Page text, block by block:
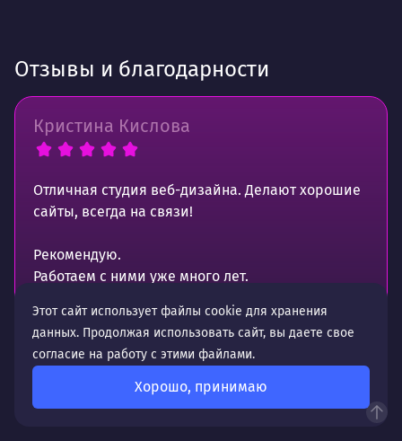
Отзывы и благодарности
Кристина Кислова
Отличная студия веб-дизайна. Делают хорошие
сайты, всегда на связи!
Рекомендую.
Работаем с ними уже много лет.
Источник отзыва —
Этот сайт использует файлы cookie для хранения
данных. Продолжая использовать сайт, вы даете свое
согласие на работу с этими файлами.
Хорошо, принимаю